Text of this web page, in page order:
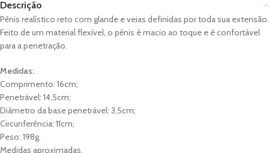
Descrição
Pênis realístico reto com glande e veias definidas por toda sua extensão.
Feito de um material flexível, o pênis é macio ao toque e é confortável
para a penetração.
Medidas:
Comprimento: 16cm;
Penetrável: 14,5cm;
Diâmetro da base penetrável: 3,5cm;
Circunferência: 11cm;
Peso: 198g.
Medidas aproximadas.